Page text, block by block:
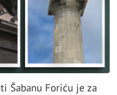
Šabanu Foriću je za